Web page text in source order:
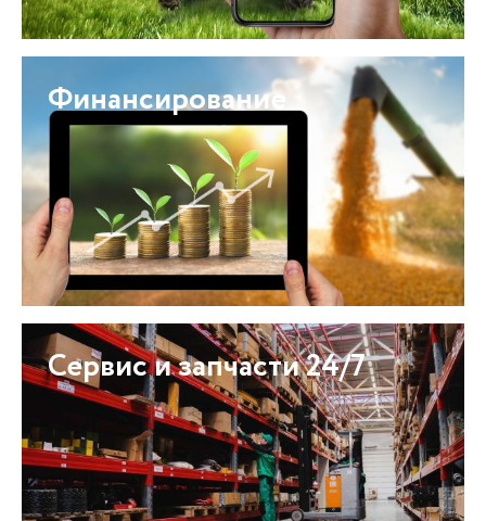
Финансирование
Сервис и запчасти 24/7